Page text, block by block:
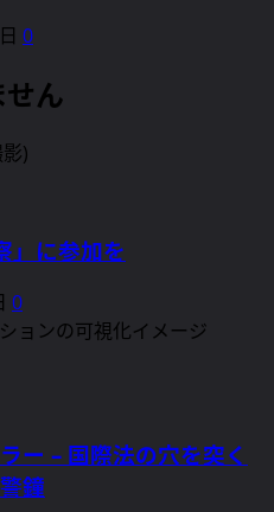
0
ん
」に参加を
0
ー – 国際法の穴を突く
鐘